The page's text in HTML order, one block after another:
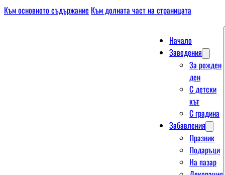
Към основното съдържание Към долната част на страницата
Начало
Заведения
За рожден
ден
С детски
кът
С градина
Забавления
Празник
Подаръци
На пазар